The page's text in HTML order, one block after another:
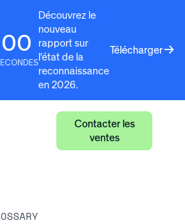
00
Découvrez le
nouveau
rapport sur
l'état de la
reconnaissance
en 2026.
Télécharger
Contacter les
ventes